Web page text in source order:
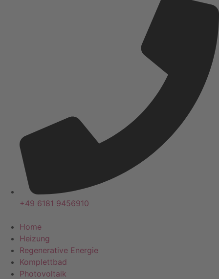
+49 6181 9456910
Home
Heizung
Regenerative Energie
Komplettbad
Photovoltaik